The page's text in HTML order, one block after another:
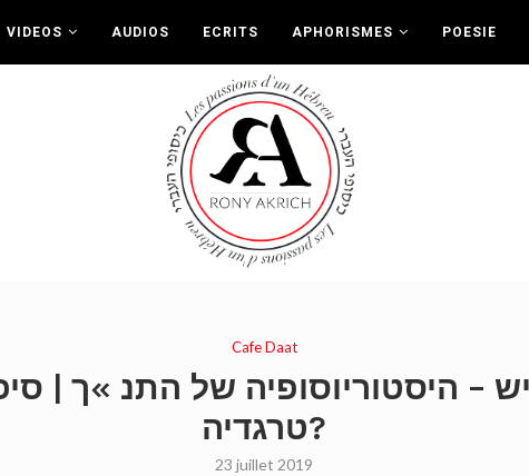
VIDEOS AUDIOS ECRITS APHORISMES POESIE
Cafe Daat
אקריש – היסטוריוסופיה של התנ »ך
טרגדיה?
23 juillet 2019